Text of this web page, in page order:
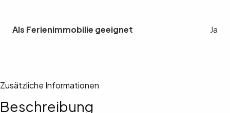
Als Ferienimmobilie geeignet Ja
Zusätzliche Informationen
Beschreibung